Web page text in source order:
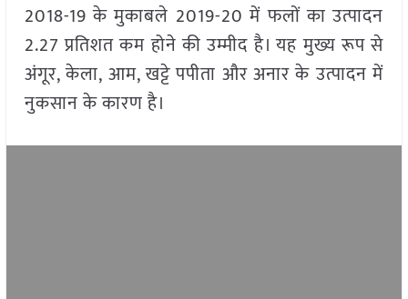
2018-19 के मुकाबले 2019-20 में फलों का उत्पादन
2.27 प्रतिशत कम होने की उम्मीद है। यह मुख्य रूप से
अंगूर, केला, आम, खट्टे पपीता और अनार के उत्पादन में
नुकसान के कारण है।